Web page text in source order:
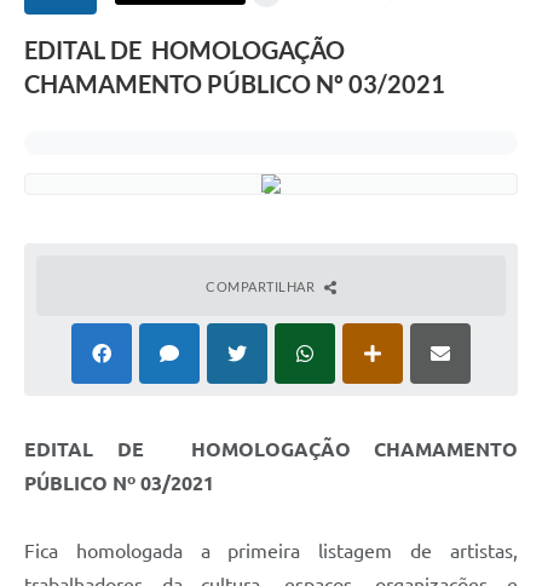
EDITAL DE HOMOLOGAÇÃO
CHAMAMENTO PÚBLICO Nº 03/2021
COMPARTILHAR
EDITAL DE HOMOLOGAÇÃO CHAMAMENTO
PÚBLICO Nº 03/2021
Fica homologada a primeira listagem de artistas,